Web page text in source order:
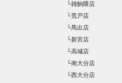
└雑餉隈店
└荒戸店
└馬出店
└新宮店
└高城店
└南大分店
└西大分店